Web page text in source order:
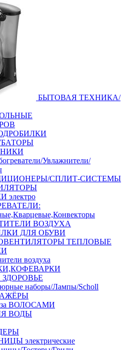
БЫТОВАЯ ТЕХНИКА/
Увлажнители/
СПЛИТ-СИСТЕМЫ
электро
ВОЗДУХА
ДЛЯ ОБУВИ
ТЕПЛОВЫЕ
воздуха
наборы/Лампы/Scholl
ВОЛОСАМИ
ВОДЫ
электрические